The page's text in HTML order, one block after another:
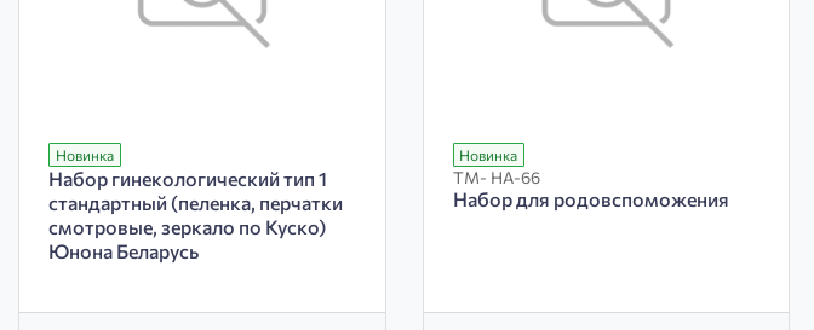
Новинка
Набор гинекологический тип 1
стандартный (пеленка, перчатки
смотровые, зеркало по Куско)
Юнона Беларусь
Новинка
ТМ- НА-66
Набор для родовспоможения